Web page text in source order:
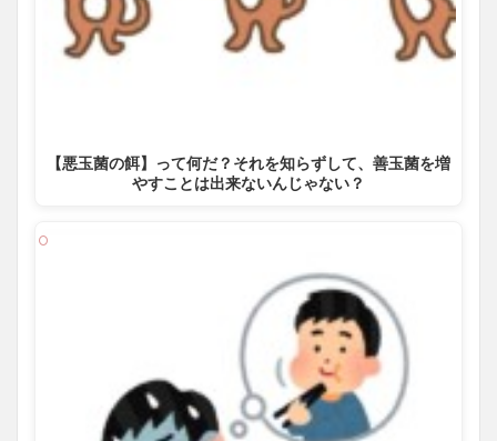
【悪玉菌の餌】って何だ？それを知らずして、善玉菌を増
やすことは出来ないんじゃない？